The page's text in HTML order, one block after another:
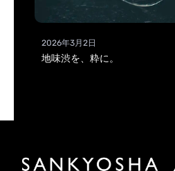
2026年3月2日
地味渋を、粋に。